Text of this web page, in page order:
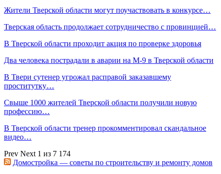
Жители Тверской области могут поучаствовать в конкурсе…
Тверская область продолжает сотрудничество с провинцией…
В Тверской области проходит акция по проверке здоровья
Два человека пострадали в аварии на М-9 в Тверской области
В Твери сутенер угрожал расправой заказавшему
проститутку…
Свыше 1000 жителей Тверской области получили новую
профессию…
В Тверской области тренер прокомментировал скандальное
видео…
Prev Next 1 из 7 174
Домостройка — советы по строительству и ремонту домов